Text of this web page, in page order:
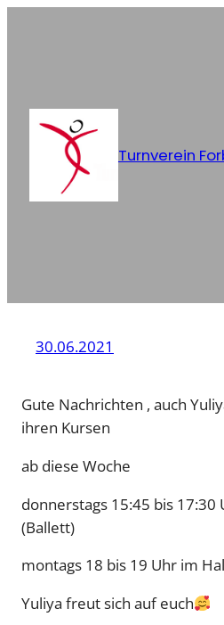
Turnverein
30.06.2021
Gute Nachrichten , auch
ihren Kursen
ab diese Woche
donnerstags 15:45 bis 17:30
(Ballett)
montags 18 bis 19 Uhr im
Yuliya freut sich auf euch